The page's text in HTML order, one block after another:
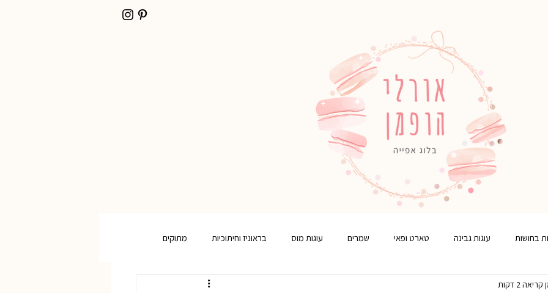
בחושות עוגות גבינה טארט ופאי שמרים עוגות מוס בראוניז וחיתוכיות מתוקים
פסח ללא גלוטן 2 דקות